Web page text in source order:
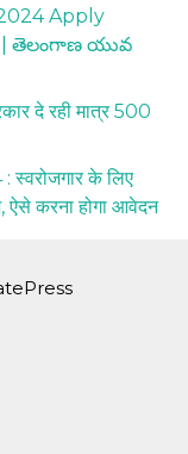
Apply
| తెలంగాణ యువ
दे रही मात्र 500
के लिए
ऐसे करना होगा आवेदन